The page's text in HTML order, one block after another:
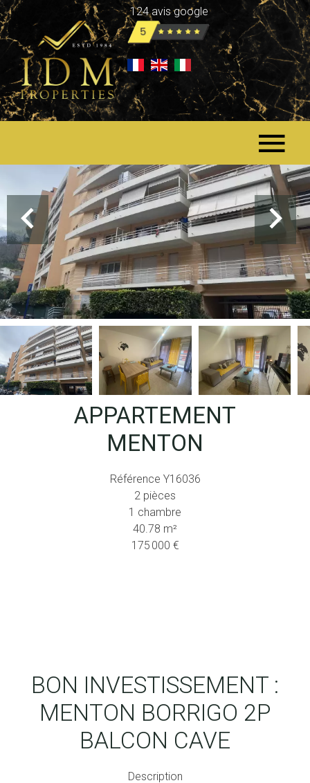
124 avis google
APPARTEMENT
MENTON
Référence Y16036
2 pièces
1 chambre
40.78 m²
175 000 €
BON INVESTISSEMENT :
MENTON BORRIGO 2P
BALCON CAVE
Description